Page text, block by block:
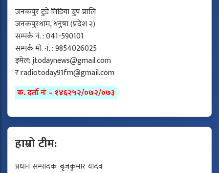
जनकपुर टुडे मिडिया ग्रुप प्रालि
जनकपुरधाम, धनुषा (प्रदेश २)
सम्पर्क नं. : 041-590101
सम्पर्क मो. नं. : 9854026025
इमेल:jtodaynews@gmail.com
रradiotoday91fm@gmail.com
क. दर्ता नंः – १४६२५२/०७२/०७३
हाम्रो टीम:
प्रधान सम्पादकः बृजकुमार यादव